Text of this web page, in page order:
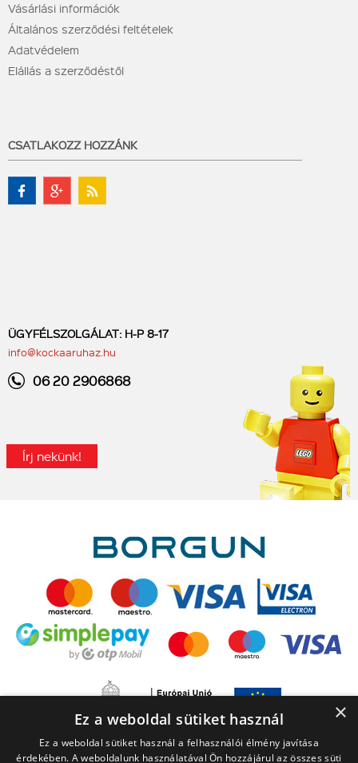
Vásárlási információk
Általános szerződési feltételek
Adatvédelem
Elállás a szerződéstől
CSATLAKOZZ HOZZÁNK
ÜGYFÉLSZOLGÁLAT: H-P 8-17
info@kockaaruhaz.hu
06 20 2906868
Írj nekünk!
×
Ez a weboldal sütiket használ
Ez a weboldal sütiket használ a felhasználói élmény javítása
érdekében. A weboldalunk használatával Ön hozzájárul az összes süti